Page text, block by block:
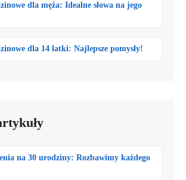
dla męża: Idealne słowa na jego
dla 14 latki: Najlepsze pomysły!
na 30 urodziny: Rozbawimy każdego